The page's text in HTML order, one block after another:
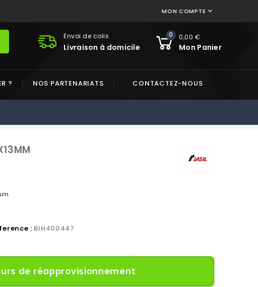
MON COMPTE 
0 0,00 €
Mon Panier
Envoi de colis
Livraison à domicile
? NOS PARTENARIATS CONTACTEZ-NOUS
: BIH400447
de réapprovisionnement